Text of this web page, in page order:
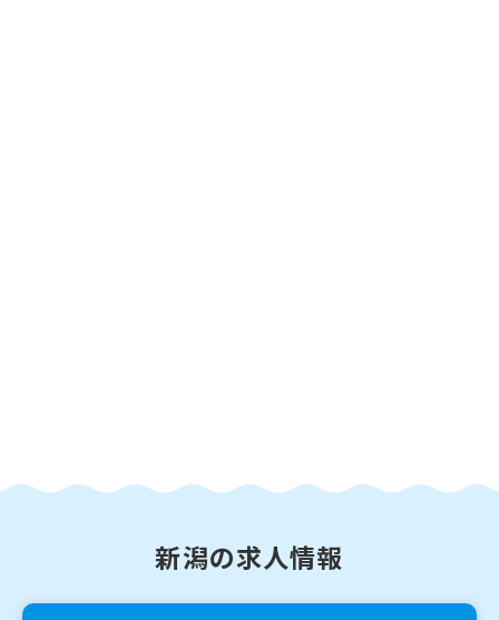
新潟の求人情報